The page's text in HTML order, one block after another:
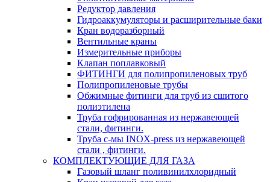
Редуктор давления
Гидроаккумуляторы и расширительные баки
Кран водоразборный
Вентильные краны
Измерительные приборы
Клапан поплавковый
ФИТИНГИ для полипропиленовых труб
Полипропиленовые трубы
Обжимные фитинги для труб из сшитого
полиэтилена
Труба гофрированная из нержавеющей
стали, фитинги.
Труба с-мы INOX-press из нержавеющей
стали , фитинги.
КОМПЛЕКТУЮЩИЕ ДЛЯ ГАЗА
Газовый шланг поливинилхлоридный